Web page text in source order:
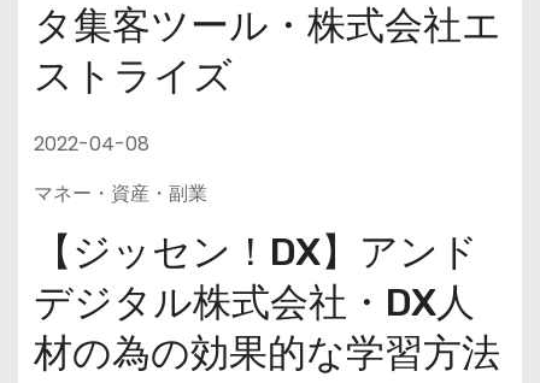
タ集客ツール・株式会社エ
ストライズ
2022-04-08
マネー・資産・副業
【ジッセン！DX】アンド
デジタル株式会社・DX人
材の為の効果的な学習方法